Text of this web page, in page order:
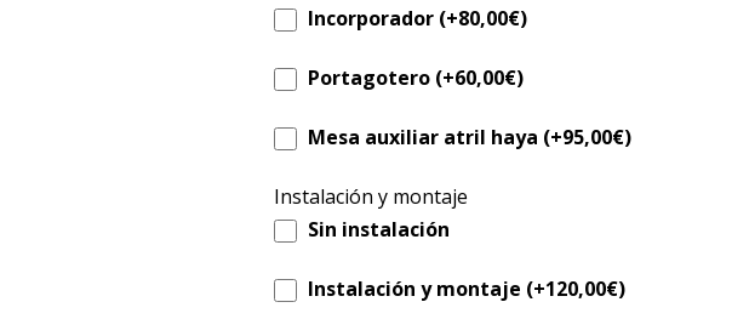
Incorporador (+80,00€)
Portagotero (+60,00€)
Mesa auxiliar atril haya (+95,00€)
Instalación y montaje
Sin instalación
Instalación y montaje (+120,00€)